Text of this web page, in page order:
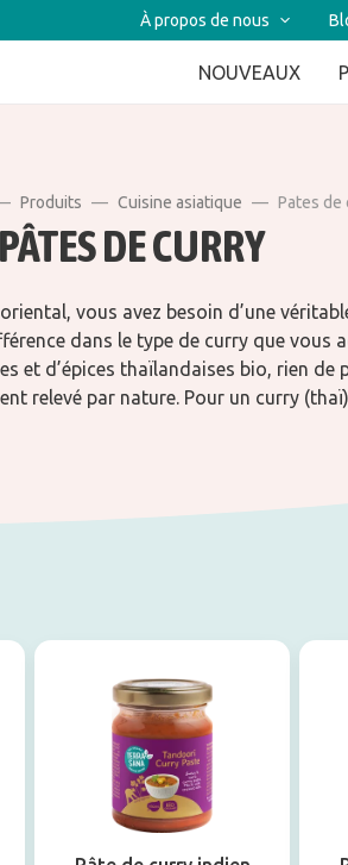
À propos de nous
NOUVEAUX
Produits Cuisine asiatique Pates de
PÂTES DE CURRY
vous avez besoin d’une
dans le type de curry que vous
et d’épices thaïlandaises bio, rien de
relevé par nature. Pour un curry